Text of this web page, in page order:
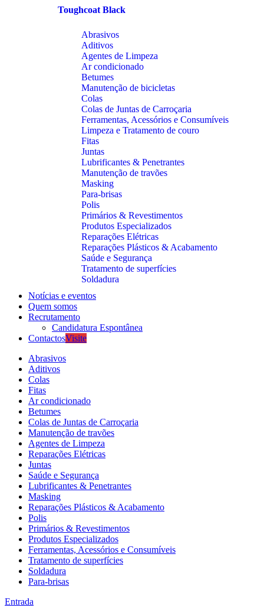
Toughcoat Black
Abrasivos
Aditivos
Agentes de Limpeza
Ar condicionado
Betumes
Manutenção de bicicletas
Colas
Colas de Juntas de Carroçaria
Ferramentas, Acessórios e Consumíveis
Limpeza e Tratamento de couro
Fitas
Juntas
Lubrificantes & Penetrantes
Manutenção de travões
Masking
Para-brisas
Polis
Primários & Revestimentos
Produtos Especializados
Reparações Elétricas
Reparações Plásticos & Acabamento
Saúde e Segurança
Tratamento de superfícies
Soldadura
Notícias e eventos
Quem somos
Recrutamento
Candidatura Espontânea
ContactosVisite
Abrasivos
Aditivos
Colas
Fitas
Ar condicionado
Betumes
Colas de Juntas de Carroçaria
Manutenção de travões
Agentes de Limpeza
Reparações Elétricas
Juntas
Saúde e Segurança
Lubrificantes & Penetrantes
Masking
Reparações Plásticos & Acabamento
Polis
Primários & Revestimentos
Produtos Especializados
Ferramentas, Acessórios e Consumíveis
Tratamento de superfícies
Soldadura
Para-brisas
Entrada